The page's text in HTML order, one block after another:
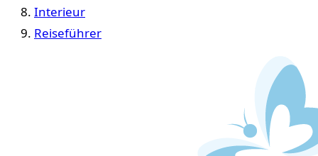
Interieur
Reiseführer